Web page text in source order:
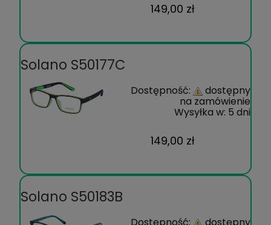
149,00 zł
Solano S50177C
Dostępność: dostępny
na zamówienie
Wysyłka w: 5 dni
149,00 zł
Solano S50183B